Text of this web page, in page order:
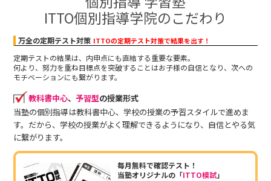
ITTO個別指導学院のこだわり
万全の定期テスト対策 ITTOの定期テスト対策で結果を出す！
定期テストの結果は、内申点にも直結する重要な要素。
何より、努力を重ね目標点を突破することはお子様の自信となり、次への
モチベーションにも繋がります。
教科書中心、 予習型の授業形式
当塾の個別指導は教科書中心、学校の授業の予習スタイルで進めま
す。だから、学校の授業がよく理解できるようになり、自信とやる気
に繋がります。
毎月無料で確認テスト！
当塾オリジナルの「ITTO模試」